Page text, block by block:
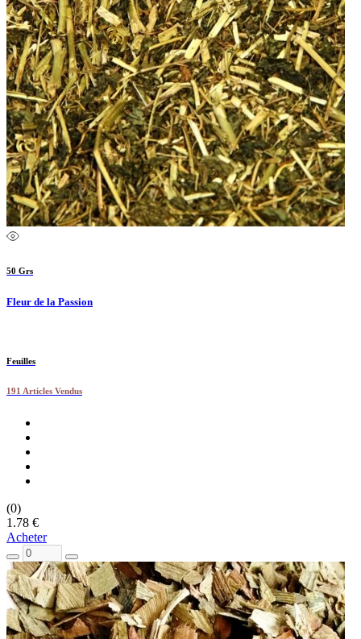
50 Grs
Fleur de la Passion
Feuilles
191 Articles Vendus
(0)
1.78 €
Acheter